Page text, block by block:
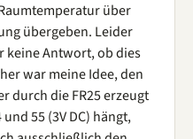
über
übergeben. Leider
keine Antwort, ob dies
war meine Idee, den
durch die FR25 erzeugt
55 (3V DC) hängt,